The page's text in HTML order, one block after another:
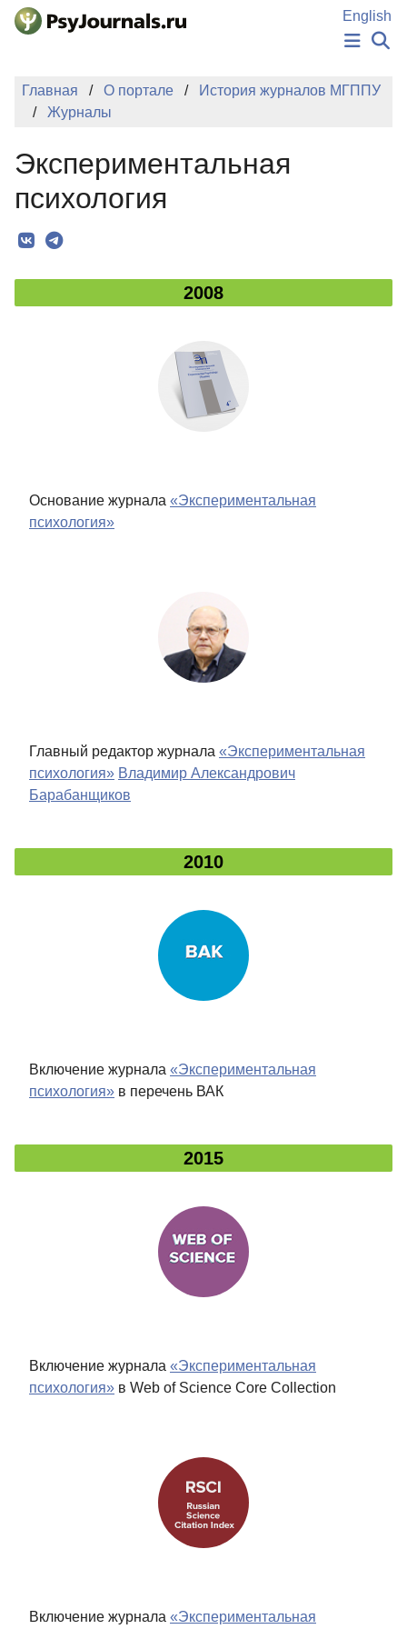
Перейти к основному содержанию
English
НОВОСТИ
БАЗА ЗНАНИЙ
Регистрация
Главная О портале
История журналов МГППУ
Журналы
Экспериментальная
психология
2008
Основание журнала «Экспериментальная
психология»
Главный редактор журнала «Экспериментальная
психология» Владимир Александрович
Барабанщиков
2010
Включение журнала «Экспериментальная
психология» в перечень ВАК
2015
Включение журнала «Экспериментальная
психология» в Web of Science Core Collection
Включение журнала «Экспериментальная